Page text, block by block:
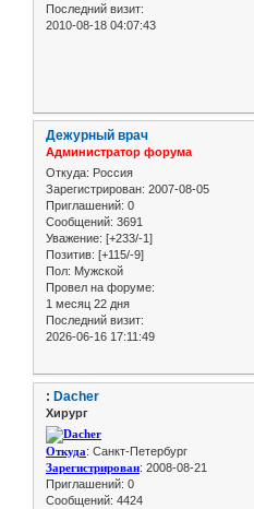
Последний визит:
2010-08-18 04:07:43
Дежурный врач
Администратор форума
Откуда: Россия
Зарегистрирован: 2007-08-05
Приглашений: 0
Сообщений: 3691
Уважение: [+233/-1]
Позитив: [+115/-9]
Пол: Мужской
Провел на форуме:
1 месяц 22 дня
Последний визит:
2026-06-16 17:11:49
: Dacher
Хирург
Откуда: Санкт-Петербург
Зарегистрирован: 2008-08-21
Приглашений: 0
Сообщений: 4424